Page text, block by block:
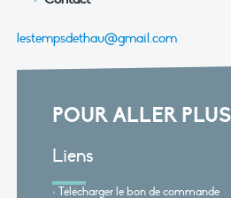
lestempsdethau@gmail.com
POUR ALLER
Liens
Télécharger le bon de commande